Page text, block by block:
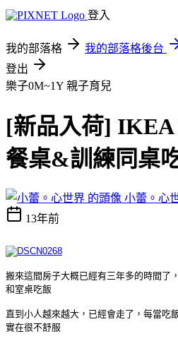
登入
我的部落格 我的部落格後台
登出
樂子0M~1Y 親子育兒
[新品入荷]
餐桌&訓練同桌
小蕾。心
13年前
搬來這間房子大概已經有三年多的時間了
和室桌吃飯
直到小人越來越大，已經會走了，每當吃
實在很不舒服